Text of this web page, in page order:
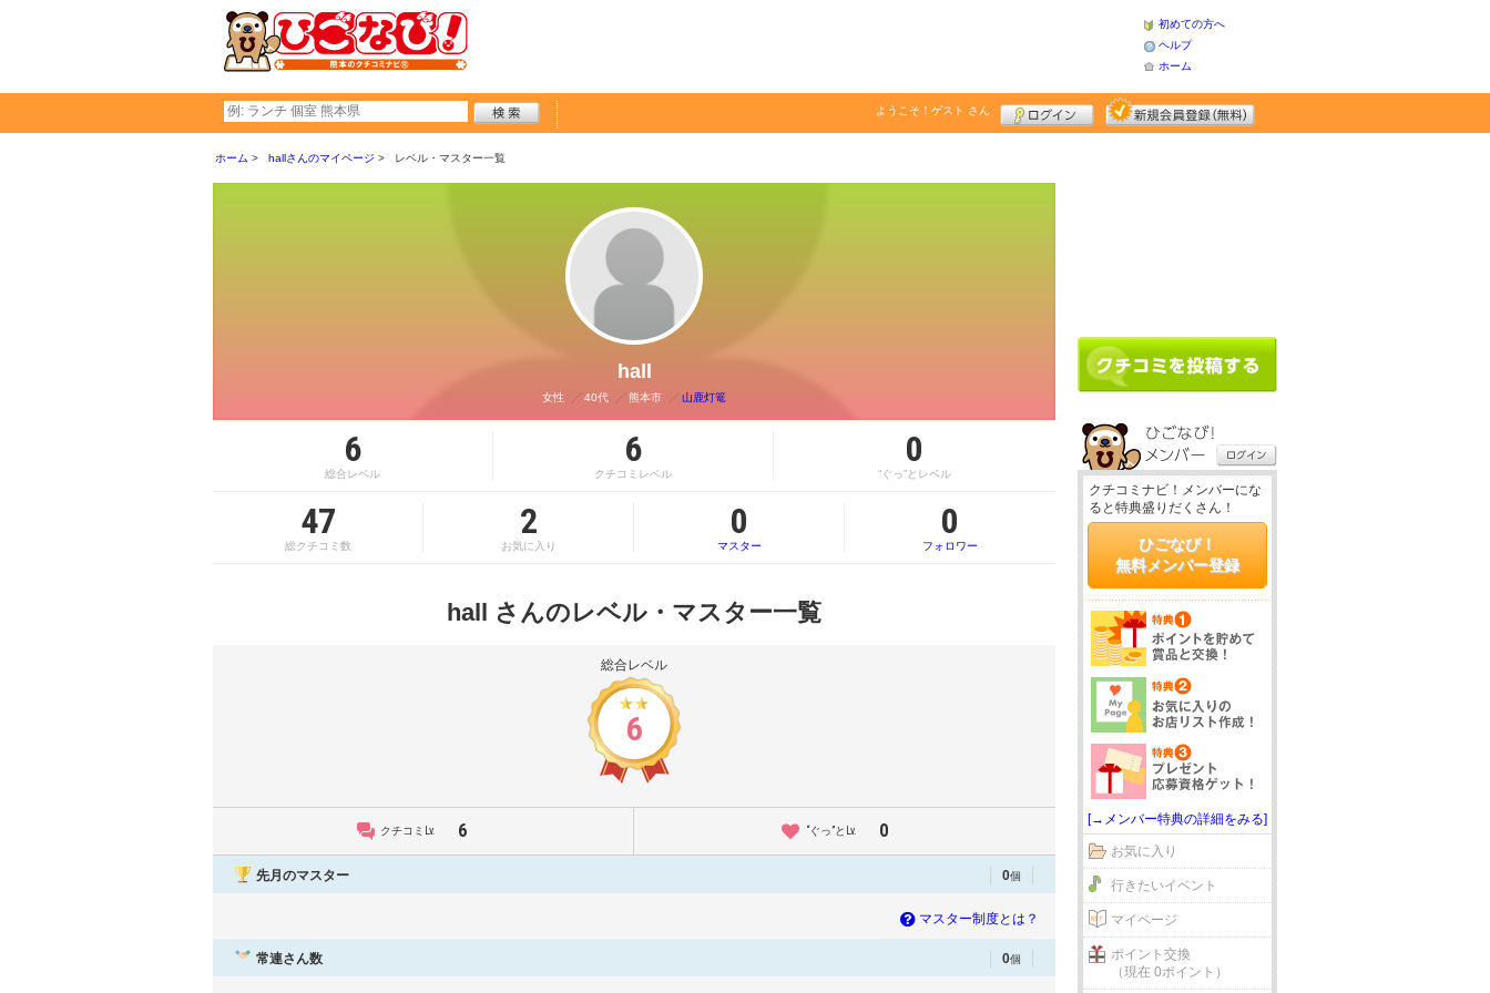
初めての方へ
ヘルプ
ホーム
ようこそ！ ゲスト さん
ホーム hallさんのマイページ レベル・マスター一覧
hall
女性 40代 熊本市 山鹿灯篭
6
総合レベル
6
クチコミレベル
0
“ぐっ”とレベル
47
総クチコミ数
2
お気に入り
0
マスター
0
フォロワー
hall さんのレベル・マスター一覧
総合レベル
6
クチコミLv. 6 “ぐっ”とLv. 0
先月のマスター 0個
マスター制度とは？
常連さん数 0個
クチコミナビ！メンバーにな
ると特典盛りだくさん！
ひごなび！
無料メンバー登録
[→メンバー特典の詳細をみる]
お気に入り
行きたいイベント
マイページ
ポイント交換
（現在 0ポイント）